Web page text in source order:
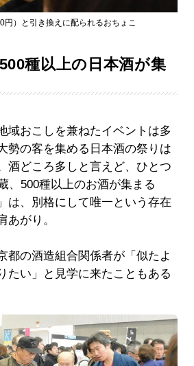
）と引き換えに配られるおちょこ
種以上の日本酒が集
域おこしを兼ねたイベントは多
勢の客を集める日本酒の祭りは
酒どころ多しと言えど、ひとつ
、500種以上のお酒が集まる
は、別格にして唯一という存在
あがり。
の酒造組合関係者が「似たよ
たい」と見学に来たこともある